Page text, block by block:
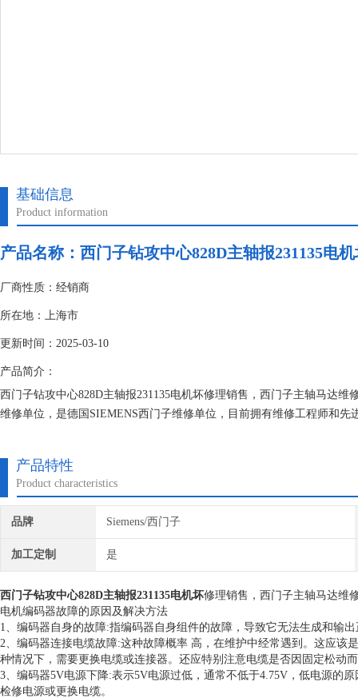
基础信息
Product information
产品名称： 西门子钻攻中心828D主轴报231135电
厂商性质：经销商
所在地：上海市
更新时间：2025-03-10
产品简介：
西门子钻攻中心828D主轴报231135电机坏修理销售，西门子主轴马达
维修单位，是德国SIEMENS西门子维修单位，目前拥有维修工程师和
产品特性
Product characteristics
品牌 Siemens/西门子
加工定制 是
西门子钻攻中心828D主轴报231135电机坏修理销售，西门子主轴马达维
电机编码器故障的原因及解决方法
1、编码器自身的故障:指编码器自身组件的故障，导致它无法生成和输
2、编码器连接电缆故障:这种故障概率 高，在维护中经常遇到。这应
种情况下，需要更换电缆或连接器。还应特别注意电缆是否因固定松动
3、编码器5V电源下降:表示5V电源过低，通常不低于4.75V，低电源的
检修电源或更换电缆。